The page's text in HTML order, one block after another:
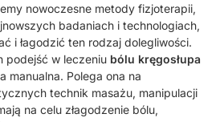
nowoczesne metody fizjoterapii,
badaniach i technologiach,
i łagodzić ten rodzaj dolegliwości.
podejść w leczeniu bólu kręgosłupa
manualna. Polega ona na
technik masażu, manipulacji
na celu złagodzenie bólu,